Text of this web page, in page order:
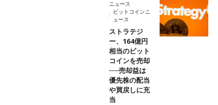
ニュース
ビットコインニ
ュース
ストラテジ
ー、164億円
相当のビット
コインを売却
──売却益は
優先株の配当
や買戻しに充
当